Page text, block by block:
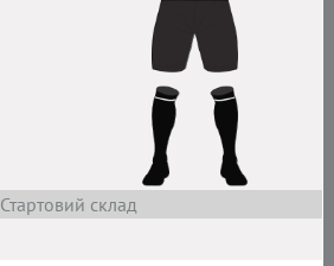
Стартовий склад